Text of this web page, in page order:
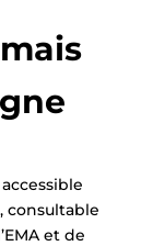
consultable
et de